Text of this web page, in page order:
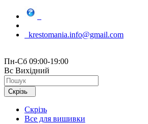
krestomania.info@gmail.com
Пн-Сб 09:00-19:00
Вс Вихідний
Скрізь
Скрізь
Все для вишивки